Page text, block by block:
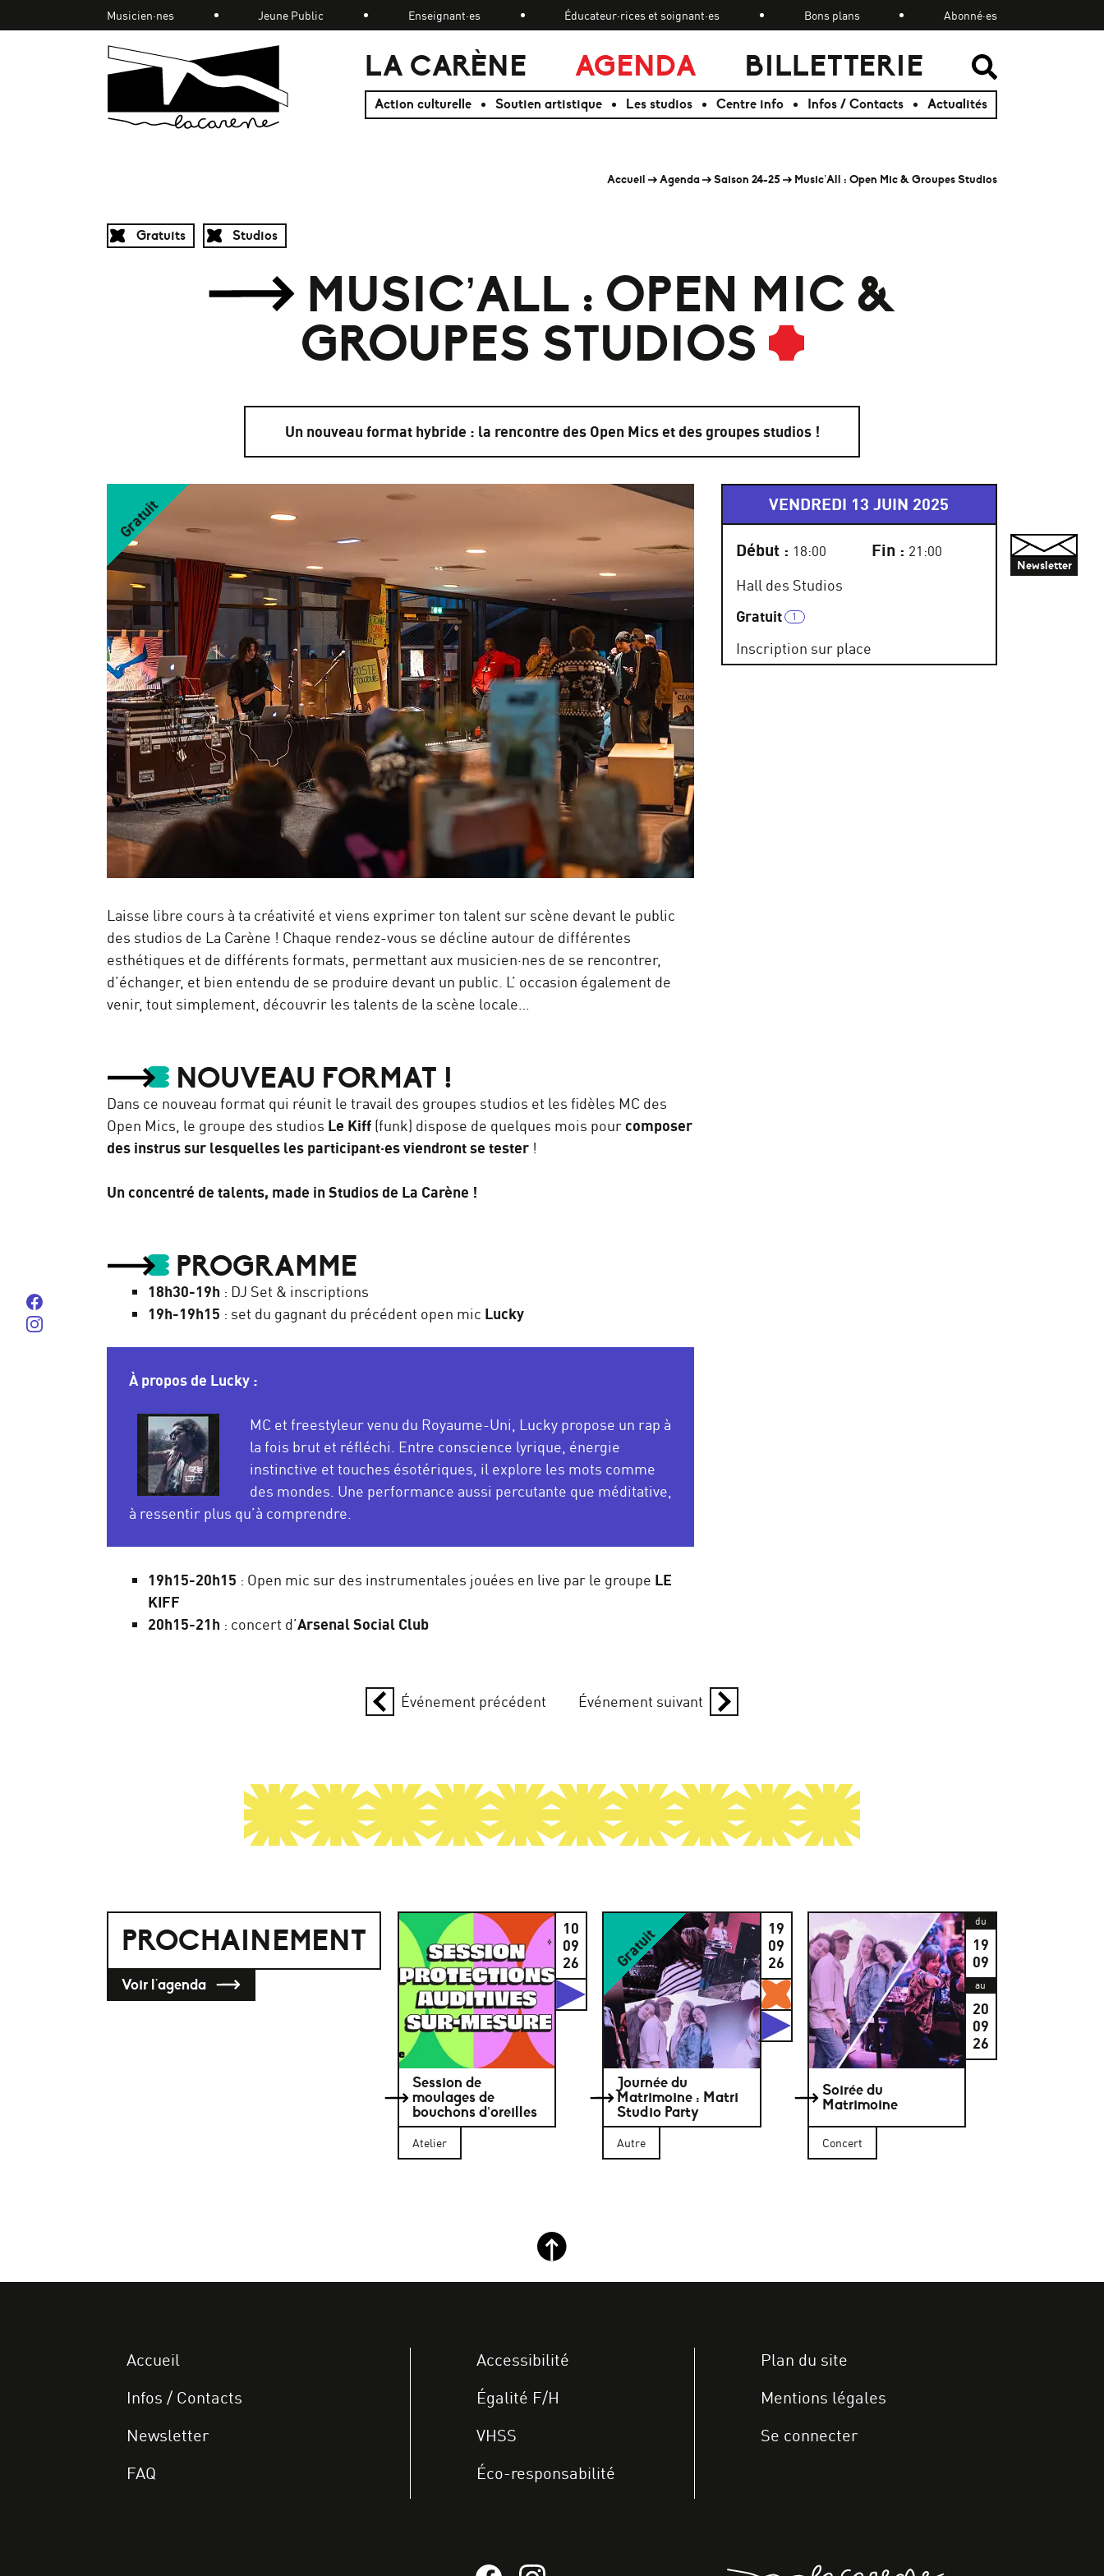
Panneau de gestion des cookies
Accueil LA CARÈNE AGENDA BILLETTERIE
Action culturelle Soutien artistique Les studios Centre info Infos / Contacts Actualités
Musicien·nes Jeune Public Enseignant·es Éducateur·rices et soignant·es Bons plans Abonné·es
Accueil Agenda Saison 24-25 Music’All : Open Mic & Groupes Studios
Gratuits Studios
MUSIC’ALL : OPEN MIC &
GROUPES STUDIOS
Un nouveau format hybride : la rencontre des Open Mics et des groupes studios !
Gratuit VENDREDI 13 JUIN 2025
Début : 18:00 Fin : 21:00
Hall des Studios
Gratuit
Inscription sur place
Laisse libre cours à ta créativité et viens exprimer ton talent sur scène devant le public
des studios de La Carène ! Chaque rendez-vous se décline autour de différentes
esthétiques et de différents formats, permettant aux musicien·nes de se rencontrer,
d’échanger, et bien entendu de se produire devant un public. L’ occasion également de
venir, tout simplement, découvrir les talents de la scène locale…
NOUVEAU FORMAT !
Dans ce nouveau format qui réunit le travail des groupes studios et les fidèles MC des
Open Mics, le groupe des studios Le Kiff (funk) dispose de quelques mois pourcomposer
des instrus sur lesquelles les participant·es viendront se tester !
Un concentré de talents, made in Studios de La Carène !
PROGRAMME
18h30-19h : DJ Set & inscriptions
19h-19h15 : set du gagnant du précédent open mic Lucky
À propos de Lucky :
MC et freestyleur venu du Royaume-Uni, Lucky propose un rap à
la fois brut et réfléchi. Entre conscience lyrique, énergie
instinctive et touches ésotériques, il explore les mots comme
des mondes. Une performance aussi percutante que méditative,
à ressentir plus qu’à comprendre.
19h15-20h15 : Open mic sur des instrumentales jouées en live par le groupe LE
KIFF
20h15-21h : concert d’Arsenal Social Club
Événement précédent Événement suivant
PROCHAINEMENT
Voir l'agenda
Session de
moulages de
bouchons d’oreilles
10
09
26
Studios
Atelier
Gratuit
Journée du
Matrimoine : Matri
Studio Party
19
09
26
Gratuits
Studios
Autre
Soirée du
Matrimoine
du
19
09
au
20
09
26
Concert
Suivez-nous sur Facebook
Suivez-nous sur instagram
Newsletter
Retour haut de page
Accueil
Infos / Contacts
Newsletter
FAQ
Accessibilité
Égalité F/H
VHSS
Éco-responsabilité
Plan du site
Mentions légales
Se connecter